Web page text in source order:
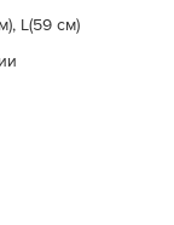
L(59 см)